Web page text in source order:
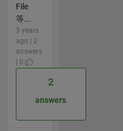
File
等...
3 years
ago | 2
answers
| 0
2
answers